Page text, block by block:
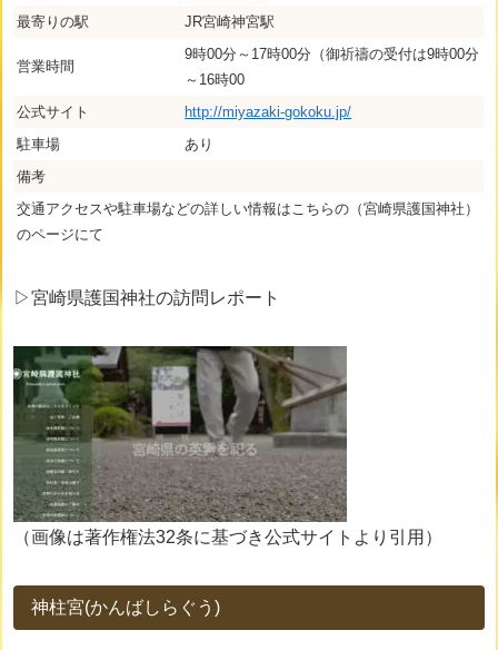
最寄りの駅
JR宮崎神宮駅
営業時間
9時00分～17時00分（御祈禱の受付は9時00分
～16時00
公式サイト
http://miyazaki-gokoku.jp/
駐車場
あり
備考
交通アクセスや駐車場などの詳しい情報はこちらの（宮崎県護国神社）
のページにて
▷宮崎県護国神社の訪問レポート
（画像は著作権法32条に基づき公式サイトより引用）
神柱宮(かんばしらぐう)